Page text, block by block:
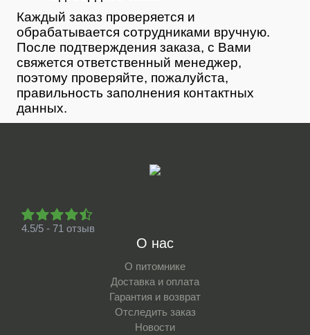
Каждый заказ проверяется и
обрабатывается сотрудниками вручную.
После подтверждения заказа, с Вами
свяжется ответственный менеджер,
поэтому проверяйте, пожалуйста,
правильность заполнения контактных
данных.
4.5/5 - 71 отзыв
О нас
О питомнике
Доставка и оплата
Гарантия и возврат
Отследить заказ
Новости